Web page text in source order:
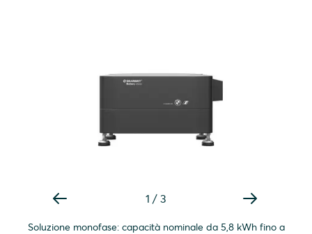
Soluzione monofase: capacità nominale da 5,8 kWh fino a
1 / 3